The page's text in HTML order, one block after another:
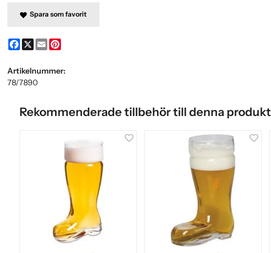
Spara som favorit
Facebook
X Email
Artikelnummer:
78/7890
Rekommenderade tillbehör till denna produkt